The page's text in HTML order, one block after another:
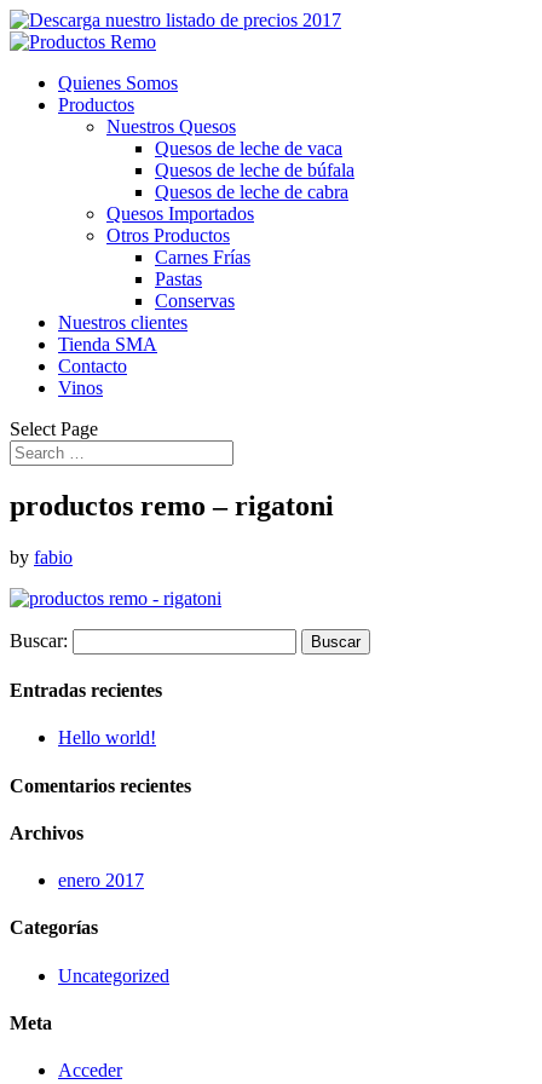
Quienes Somos
Productos
Nuestros Quesos
Quesos de leche de vaca
Quesos de leche de búfala
Quesos de leche de cabra
Quesos Importados
Otros Productos
Carnes Frías
Pastas
Conservas
Nuestros clientes
Tienda SMA
Contacto
Vinos
Select Page
productos remo – rigatoni
by fabio
Buscar:
Entradas recientes
Hello world!
Comentarios recientes
Archivos
enero 2017
Categorías
Uncategorized
Meta
Acceder